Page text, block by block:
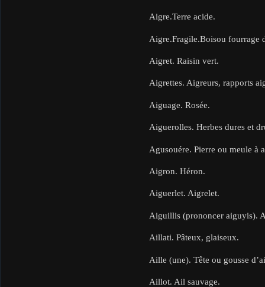
Aigre.Terre acide.
Aigre.Fragile.Boisou fourrage
Aigret. Raisin vert.
Aigrettes. Aigreurs, rapports
Aiguage. Rosée.
Aiguerolles. Herbes dures et
Agusouére. Pierre ou meule à
Aigron. Héron.
Aiguerlet. Aigrelet.
Aiguillis (prononcer aiguyis).
Aillati. Pâteux, glaiseux.
Aille (une). Tête ou gousse
Aillot. Ail sauvage.